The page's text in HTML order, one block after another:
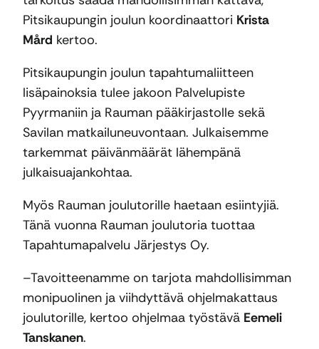
Pitsikaupungin joulun koordinaattori Krista
Mård kertoo.
Pitsikaupungin joulun tapahtumaliitteen
lisäpainoksia tulee jakoon Palvelupiste
Pyyrmaniin ja Rauman pääkirjastolle sekä
Savilan matkailuneuvontaan. Julkaisemme
tarkemmat päivänmäärät lähempänä
julkaisuajankohtaa.
Myös Rauman joulutorille haetaan esiintyjiä.
Tänä vuonna Rauman joulutoria tuottaa
Tapahtumapalvelu Järjestys Oy.
–Tavoitteenamme on tarjota mahdollisimman
monipuolinen ja viihdyttävä ohjelmakattaus
joulutorille, kertoo ohjelmaa työstävä Eemeli
Tanskanen.